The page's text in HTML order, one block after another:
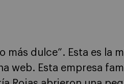
más dulce”. Esta es la
web. Esta empresa